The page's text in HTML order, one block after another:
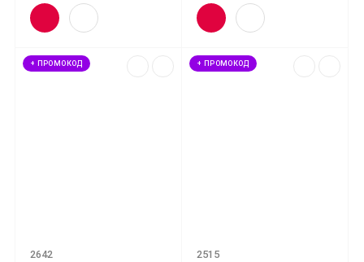
+ ПРОМОКОД
2642
+ ПРОМОКОД
2515